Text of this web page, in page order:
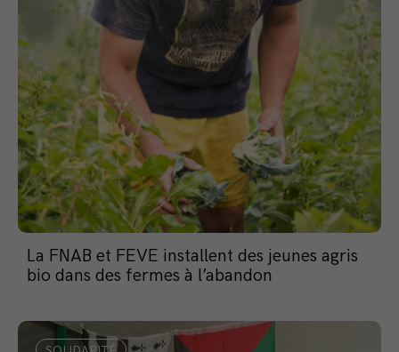
La FNAB et FEVE installent des jeunes agris
bio dans des fermes à l’abandon